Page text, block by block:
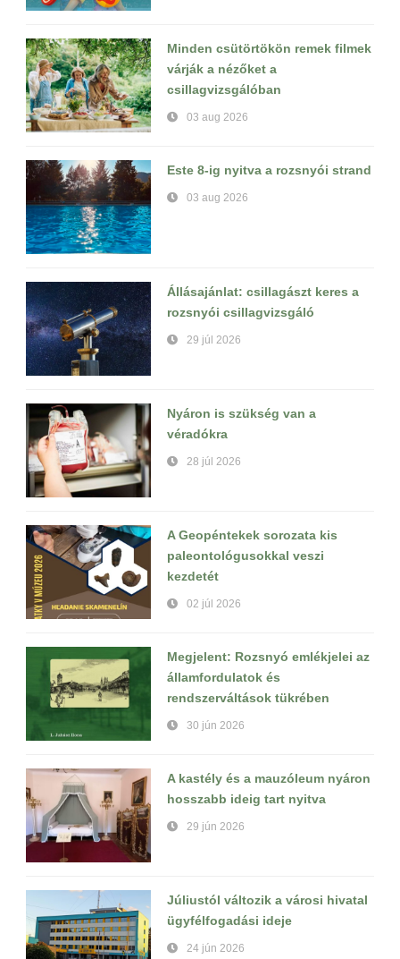
Minden csütörtökön remek filmek
várják a nézőket a
csillagvizsgálóban
03 aug 2026
Este 8-ig nyitva a rozsnyói strand
03 aug 2026
Állásajánlat: csillagászt keres a
rozsnyói csillagvizsgáló
29 júl 2026
Nyáron is szükség van a
véradókra
28 júl 2026
A Geopéntekek sorozata kis
paleontológusokkal veszi
kezdetét
02 júl 2026
Megjelent: Rozsnyó emlékjelei az
államfordulatok és
rendszerváltások tükrében
30 jún 2026
A kastély és a mauzóleum nyáron
hosszabb ideig tart nyitva
29 jún 2026
Júliustól változik a városi hivatal
ügyfélfogadási ideje
24 jún 2026